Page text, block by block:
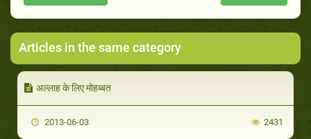
Articles in the same category
अल्लाह के लिए मोहब्बत
2013-06-03 2431